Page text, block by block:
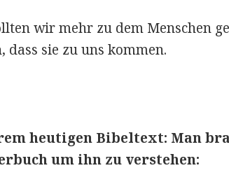
wir mehr zu dem Menschen
sie zu uns kommen.
heutigen Bibeltext: Man
um ihn zu verstehen: